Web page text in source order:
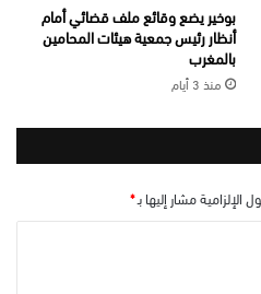
بوخير يضع وقائع ملف قضائي أمام
أنظار رئيس جمعية هيئات المحامين
بالمغرب
منذ 3 أيام
الإلزامية مشار إليها بـ*